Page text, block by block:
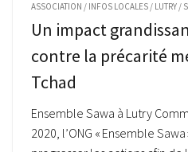
ASSOCIATION / INFOS LOCALES / LUTRY /
Un impact
contre la précarité
Tchad
Ensemble Sawa à Lutry
2020, l’ONG « Ensemble